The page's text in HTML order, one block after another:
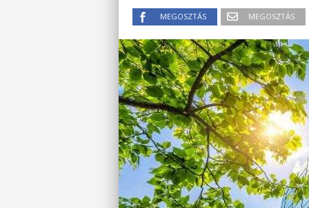
MEGOSZTÁS MEGOSZTÁS